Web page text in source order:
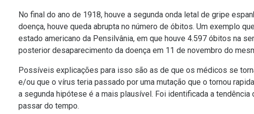
No final do ano de 1918, houve a segunda onda letal de gripe
doença, houve queda abrupta no número de óbitos. Um exemplo
estado americano da Pensilvânia, em que houve 4.597 óbitos na
posterior desaparecimento da doença em 11 de novembro do
Possíveis explicações para isso são as de que os médicos se
e/ou que o vírus teria passado por uma mutação que o tornou
a segunda hipótese é a mais plausível. Foi identificada a
passar do tempo.